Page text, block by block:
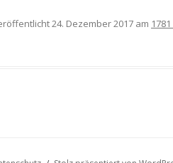
24. Dezember 2017 am